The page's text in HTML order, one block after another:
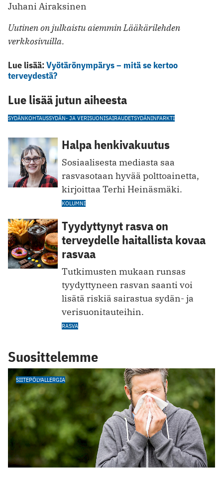
Juhani Airaksinen
Uutinen on julkaistu aiemmin Lääkärilehden
verkkosivuilla.
Lue lisää:Vyötärönympärys – mitä se kertoo
terveydestä?
Lue lisää jutun aiheesta
SYDÄNKOHTAUSSYDÄN- JA VERISUONISAIRAUDETSYDÄNINFARKTI
Halpa henkivakuutus
Sosiaalisesta mediasta saa
rasvasotaan hyvää polttoainetta,
kirjoittaa Terhi Heinäsmäki.
KOLUMNI
Tyydyttynyt rasva on
terveydelle haitallista kovaa
rasvaa
Tutkimusten mukaan runsas
tyydyttyneen rasvan saanti voi
lisätä riskiä sairastua sydän- ja
verisuonitauteihin.
RASVA
Suosittelemme
SIITEPÖLYALLERGIA